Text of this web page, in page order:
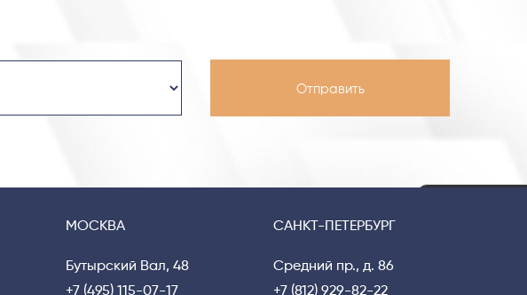
МОСКВА
Бутырский Вал, 48
+7 (495) 115-07-17
САНКТ-ПЕТЕРБУРГ
Средний пр., д. 86
+7 (812) 929-82-22